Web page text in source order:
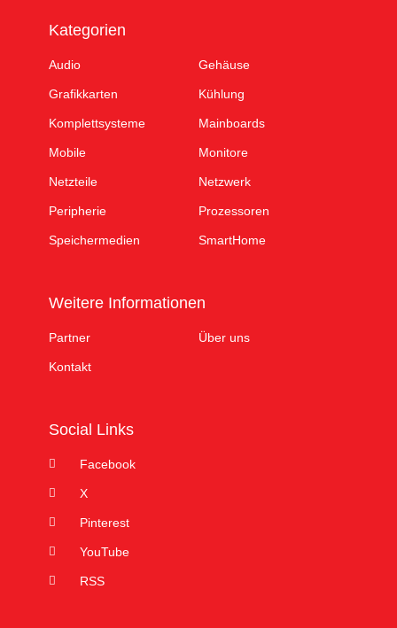
Kategorien
Audio Gehäuse
Grafikkarten Kühlung
Komplettsysteme Mainboards
Mobile Monitore
Netzteile Netzwerk
Peripherie Prozessoren
Speichermedien SmartHome
Weitere Informationen
Partner Über uns
Kontakt
Social Links
Facebook
X
Pinterest
YouTube
RSS